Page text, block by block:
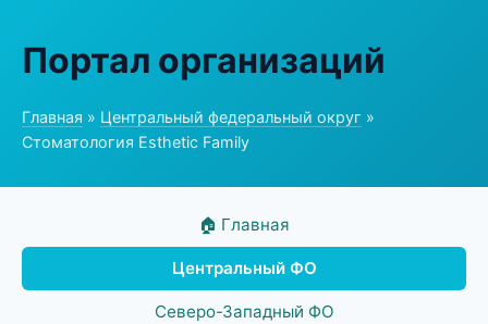
Портал организаций
Главная » Центральный федеральный округ »
Стоматология Esthetic Family
🏠 Главная
Центральный ФО
Северо-Западный ФО